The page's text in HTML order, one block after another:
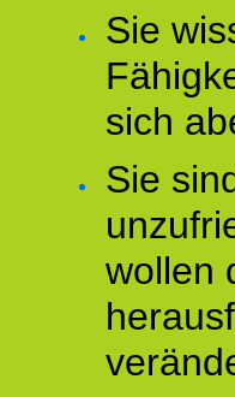
Sie
sich
Sie
wollen